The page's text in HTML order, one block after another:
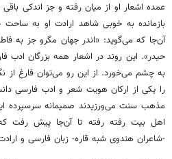
عمده اشعار او از میان رفته و جز اندکی
بازمانده به خوبی ‏شاهد ارادت او به
آن‌جا که می‌گوید: «اندر جهان مگرو جز به
حیدر». این روند در اشعار همه بزرگان ادب
به چشم می‌خورد. از این رو می‌توان فارغ از
را یکی ‏از ارکان هویت شعر و ادب فارسی
مذهب سنت می‌ورزیدند صمیمانه ‏سرسپرده
اهل بیت رفته رفته تا آن‌جا پیش رفت
-شاعران هندوی شبه قاره- زبان فارسی و